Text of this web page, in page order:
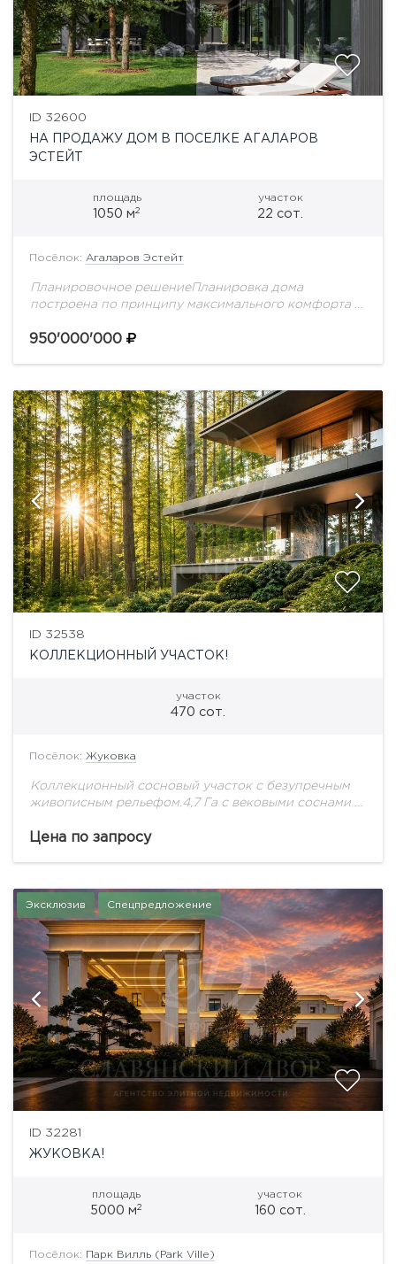
ID 32600
НА ПРОДАЖУ ДОМ В ПОСЕЛКЕ АГАЛАРОВ
ЭСТЕЙТ
площадь
1050 м2
участок
22 сот.
Посёлок: Агаларов Эстейт
Планировочное решениеПланировка дома
построена по принципу максимального комфорта и
встреч и отдыха расположены на первом этаже, а
950'000'000
ID 32538
КОЛЛЕКЦИОННЫЙ УЧАСТОК!
участок
470 сот.
Посёлок: Жуковка
Коллекционный сосновый участок с безупречным
живописным рельефом.4,7 Га с вековыми соснами -
Цена по запросу
Эксклюзив Спецпредложение
ID 32281
ЖУКОВКА!
площадь
5000 м2
участок
160 сот.
Посёлок: Парк Вилль (Park Ville)